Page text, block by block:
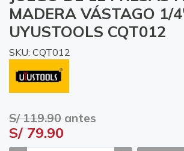
MADERA VÁSTAGO 1/
UYUSTOOLS CQT012
SKU: CQT012
S/ 119.90 antes
S/ 79.90